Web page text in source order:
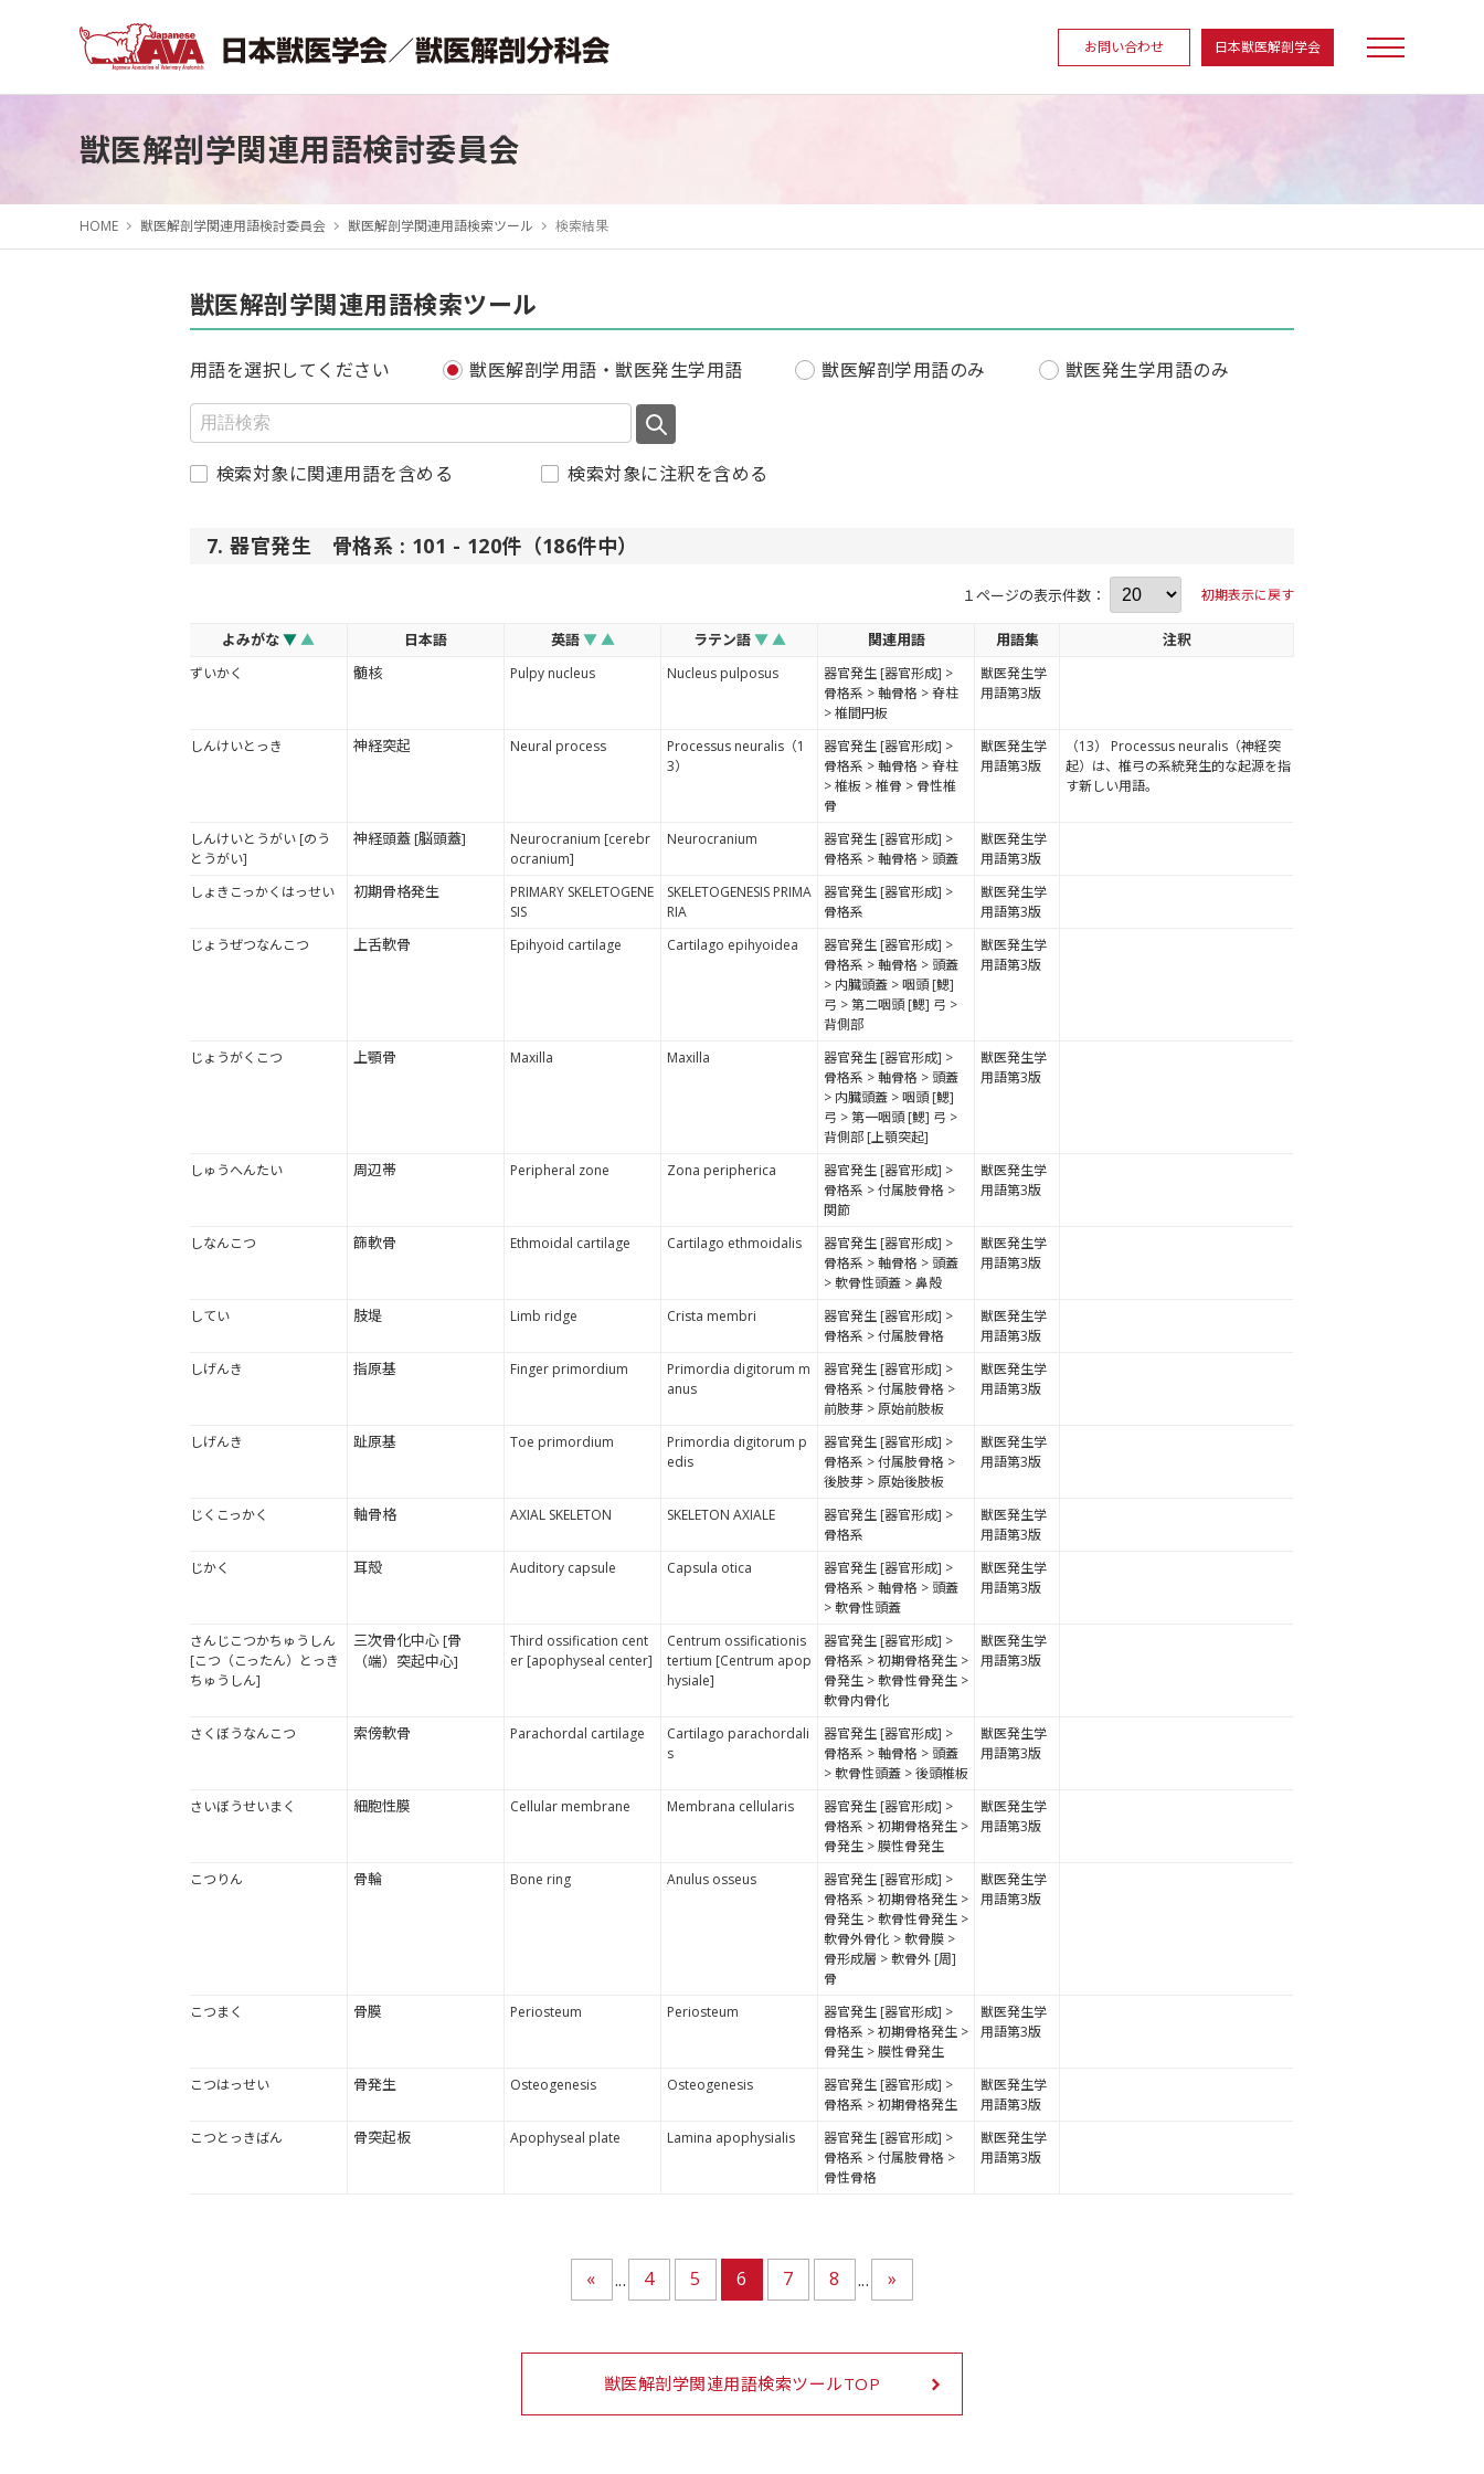
お問い合わせ 日本獣医解剖学会
獣医解剖学関連用語検討委員会
HOME 獣医解剖学関連用語検討委員会 獣医解剖学関連用語検索ツール 検索結果
獣医解剖学関連用語検索ツール
用語を選択してください 獣医解剖学用語・獣医発生学用語 獣医解剖学用語のみ 獣医発生学用語のみ
検索対象に関連用語を含める 検索対象に注釈を含める
7. 器官発生 骨格系 : 101 - 120件（186件中）
１ページの表示件数： 初期表示に戻す
よみがな▼▲ 日本語 英語▼▲ ラテン語▼▲ 関連用語 用語集 注釈
ずいかく 髄核 Pulpy nucleus Nucleus pulposus
器官発生 [器官形成] >
骨格系 > 軸骨格 > 脊柱
> 椎間円板
獣医発生学
用語第3版
しんけいとっき 神経突起 Neural process
Processus neuralis（1
3）
器官発生 [器官形成] >
骨格系 > 軸骨格 > 脊柱
> 椎板 > 椎骨 > 骨性椎
骨
獣医発生学
用語第3版
（13） Processus neuralis（神経突
起）は、椎弓の系統発生的な起源を指
す新しい用語。
しんけいとうがい [のう
とうがい]
神経頭蓋 [脳頭蓋]
Neurocranium [cerebr
ocranium]
Neurocranium
器官発生 [器官形成] >
骨格系 > 軸骨格 > 頭蓋
獣医発生学
用語第3版
しょきこっかくはっせい
初期骨格発生
PRIMARY SKELETOGENE
SIS
SKELETOGENESIS PRIMA
RIA
器官発生 [器官形成] >
骨格系
獣医発生学
用語第3版
じょうぜつなんこつ
上舌軟骨 Epihyoid cartilage Cartilago epihyoidea
器官発生 [器官形成] >
骨格系 > 軸骨格 > 頭蓋
> 内臓頭蓋 > 咽頭 [鰓]
弓 > 第二咽頭 [鰓] 弓 >
背側部
獣医発生学
用語第3版
じょうがくこつ 上顎骨 Maxilla Maxilla
器官発生 [器官形成] >
骨格系 > 軸骨格 > 頭蓋
> 内臓頭蓋 > 咽頭 [鰓]
弓 > 第一咽頭 [鰓] 弓 >
背側部 [上顎突起]
獣医発生学
用語第3版
しゅうへんたい 周辺帯 Peripheral zone Zona peripherica
器官発生 [器官形成] >
骨格系 > 付属肢骨格 >
関節
獣医発生学
用語第3版
しなんこつ 篩軟骨 Ethmoidal cartilage Cartilago ethmoidalis
器官発生 [器官形成] >
骨格系 > 軸骨格 > 頭蓋
> 軟骨性頭蓋 > 鼻殻
獣医発生学
用語第3版
してい 肢堤 Limb ridge Crista membri
器官発生 [器官形成] >
骨格系 > 付属肢骨格
獣医発生学
用語第3版
しげんき
指原基 Finger primordium
Primordia digitorum m
anus
器官発生 [器官形成] >
骨格系 > 付属肢骨格 >
前肢芽 > 原始前肢板
獣医発生学
用語第3版
しげんき 趾原基 Toe primordium
Primordia digitorum p
edis
器官発生 [器官形成] >
骨格系 > 付属肢骨格 >
後肢芽 > 原始後肢板
獣医発生学
用語第3版
じくこっかく 軸骨格 AXIAL SKELETON SKELETON AXIALE
器官発生 [器官形成] >
骨格系
獣医発生学
用語第3版
じかく
耳殻 Auditory capsule Capsula otica
器官発生 [器官形成] >
骨格系 > 軸骨格 > 頭蓋
> 軟骨性頭蓋
獣医発生学
用語第3版
さんじこつかちゅうしん
[こつ（こったん）とっき
ちゅうしん]
三次骨化中心 [骨
（端）突起中心]
Third ossification cent
er [apophyseal center]
Centrum ossificationis
tertium [Centrum apop
hysiale]
器官発生 [器官形成] >
骨格系 > 初期骨格発生 >
骨発生 > 軟骨性骨発生 >
軟骨内骨化
獣医発生学
用語第3版
さくぼうなんこつ 索傍軟骨 Parachordal cartilage
Cartilago parachordali
s
器官発生 [器官形成] >
骨格系 > 軸骨格 > 頭蓋
> 軟骨性頭蓋 > 後頭椎板
獣医発生学
用語第3版
さいぼうせいまく 細胞性膜 Cellular membrane Membrana cellularis
器官発生 [器官形成] >
骨格系 > 初期骨格発生 >
骨発生 > 膜性骨発生
獣医発生学
用語第3版
こつりん 骨輪 Bone ring Anulus osseus
器官発生 [器官形成] >
骨格系 > 初期骨格発生 >
骨発生 > 軟骨性骨発生 >
軟骨外骨化 > 軟骨膜 >
骨形成層 > 軟骨外 [周]
骨
獣医発生学
用語第3版
こつまく 骨膜 Periosteum Periosteum
器官発生 [器官形成] >
骨格系 > 初期骨格発生 >
骨発生 > 膜性骨発生
獣医発生学
用語第3版
こつはっせい 骨発生 Osteogenesis Osteogenesis
器官発生 [器官形成] >
骨格系 > 初期骨格発生
獣医発生学
用語第3版
こつとっきばん
骨突起板 Apophyseal plate Lamina apophysialis
器官発生 [器官形成] >
骨格系 > 付属肢骨格 >
骨性骨格
獣医発生学
用語第3版
« ... 4 5 6 7 8 ... »
獣医解剖学関連用語検索ツールTOP